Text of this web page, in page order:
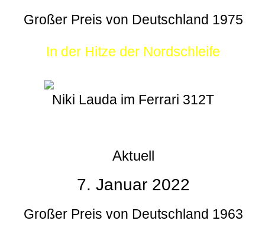
Großer Preis von Deutschland 1975
In der Hitze der Nordschleife
Niki Lauda im Ferrari 312T
Aktuell
7. Januar 2022
Großer Preis von Deutschland 1963